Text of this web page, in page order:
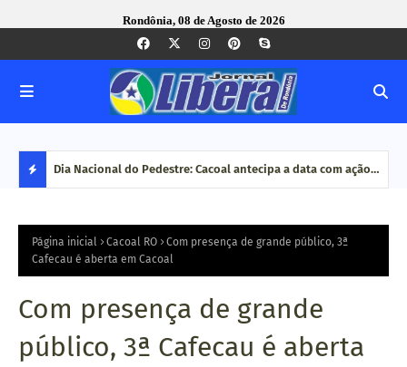
Rondônia, 08 de Agosto de 2026
S
T
A
Dia Nacional do Pedestre: Cacoal antecipa a data com ação
Corregedoria-Geral do MPRO debate aperfeiçoamento do
congresso nacional
Página inicial Cacoal RO
Com presença de grande público, 3ª
Cafecau é aberta em Cacoal
Com presença de grande
público, 3ª Cafecau é aberta